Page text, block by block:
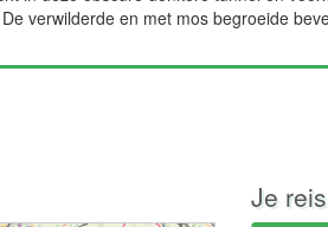
verwilderde en met mos begroeide
Je